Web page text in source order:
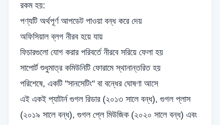
রকম হয়:
পণ্যটি অর্থপূর্ণ আপডেট পাওয়া বন্ধ করে দেয়
অফিসিয়াল ব্লগ নীরব হয়ে যায়
ফিচারগুলো যোগ করার পরিবর্তে নীরবে সরিয়ে ফেলা হয়
সাপোর্ট শুধুমাত্র কমিউনিটি ফোরামে স্থানান্তরিত হয়
পরিশেষে, একটি "সানসেটিং" বা বন্ধের ঘোষণা আসে
এই একই প্যাটার্ন গুগল রিডার (২০১৩ সালে বন্ধ), গুগল প্লাস
(২০১৯ সালে বন্ধ), গুগল প্লে মিউজিক (২০২০ সালে বন্ধ) এবং